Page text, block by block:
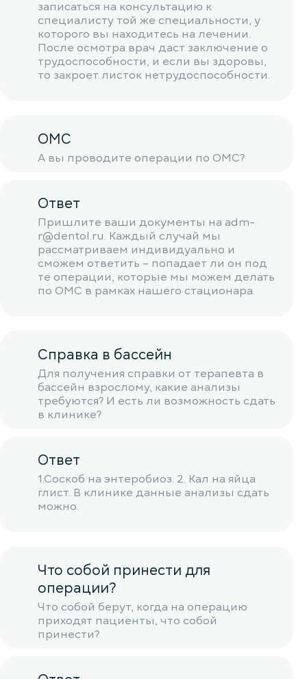
записаться на консультацию к
специалисту той же специальности, у
которого вы находитесь на лечении.
После осмотра врач даст заключение о
трудоспособности, и если вы здоровы,
то закроет листок нетрудоспособности.
ОМС
А вы проводите операции по ОМС?
Ответ
Пришлите ваши документы на adm-
r@dentol.ru. Каждый случай мы
рассматриваем индивидуально и
сможем ответить – попадает ли он под
те операции, которые мы можем делать
по ОМС в рамках нашего стационара.
Справка в бассейн
Для получения справки от терапевта в
бассейн взрослому, какие анализы
требуются? И есть ли возможность сдать
в клинике?
Ответ
1.Соскоб на энтеробиоз. 2. Кал на яйца
глист. В клинике данные анализы сдать
можно.
Что собой принести для
операции?
Что собой берут, когда на операцию
приходят пациенты, что собой
принести?